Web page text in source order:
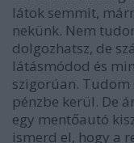
látok semmit,
nekünk. Nem
dolgozhatsz, de
látásmódod és
szigorúan. Tudom
pénzbe kerül. De
egy mentőautó
ismerd el, hogy a